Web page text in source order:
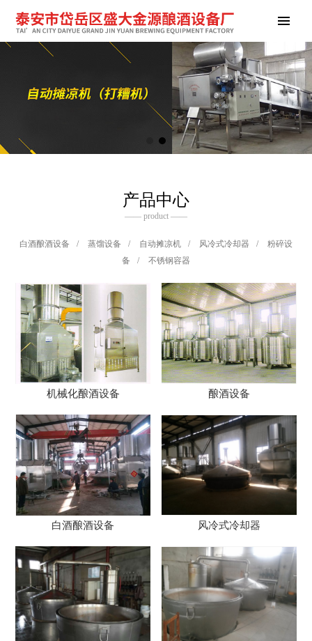
产品中心
—— product ——
白酒酿酒设备 / 蒸馏设备 / 自动摊凉机 / 风冷式冷却器 /
粉碎设
备
/ 不锈钢容器
机械化酿酒设备 酿酒设备
白酒酿酒设备 风冷式冷却器